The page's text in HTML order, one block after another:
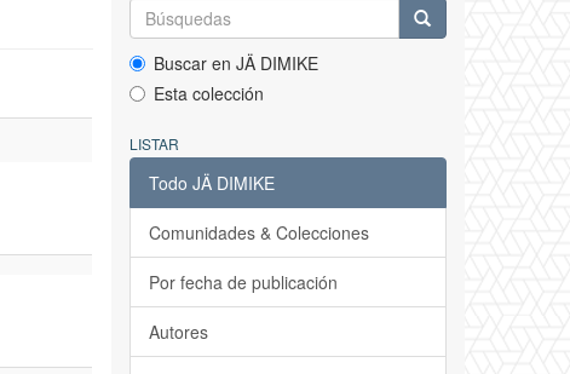
Buscar en JÄ DIMIKE
Esta colección
LISTAR
Todo JÄ DIMIKE
Comunidades & Colecciones
Por fecha de publicación
Autores